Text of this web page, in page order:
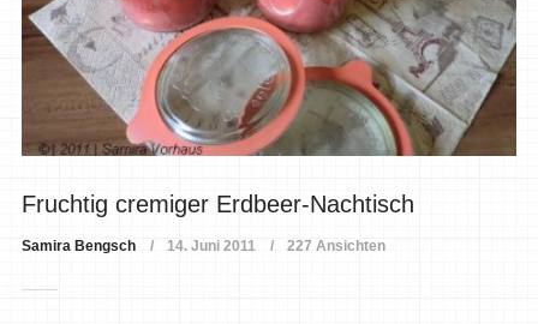
Fruchtig cremiger Erdbeer-Nachtisch
Samira Bengsch 14. Juni 2011 227 Ansichten